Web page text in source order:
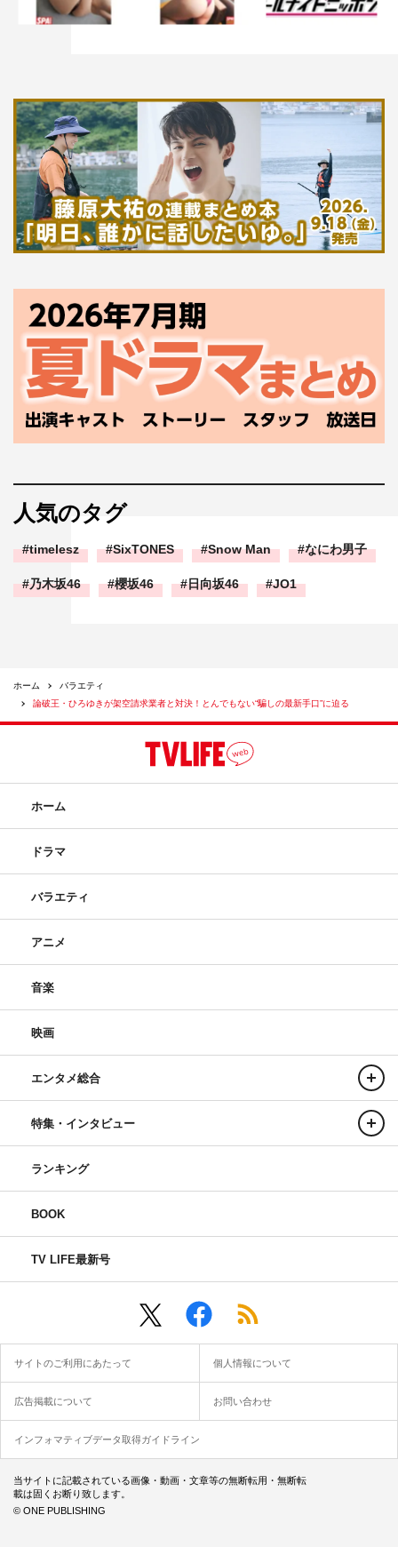
人気のタグ
timelesz SixTONES Snow Man なにわ男子
乃木坂46 櫻坂46 日向坂46 JO1
ホーム
バラエティ
論破王・ひろゆきが架空請求業者と対決！とんでもない“騙しの最新手口”に迫る
ホーム
ドラマ
バラエティ
アニメ
音楽
映画
エンタメ総合
特集・インタビュー
ランキング
BOOK
TV LIFE最新号
サイトのご利用にあたって 個人情報について
広告掲載について お問い合わせ
インフォマティブデータ取得ガイドライン
当サイトに記載されている画像・動画・文章等の無断転用・無断転
載は固くお断り致します。
© ONE PUBLISHING